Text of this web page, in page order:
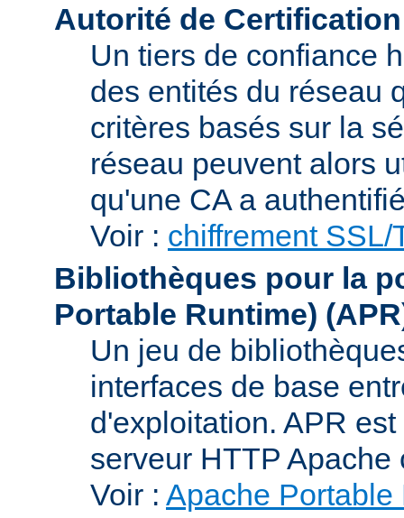
Autorité de
Un tiers de confiance
des entités du réseau
critères basés sur la
réseau peuvent alors
qu'une CA a
Voir : chiffrement SSL/
Bibliothèques pour la
Portable Runtime)
Un jeu de
interfaces de base
d'exploitation. APR
serveur HTTP
Voir : Apache